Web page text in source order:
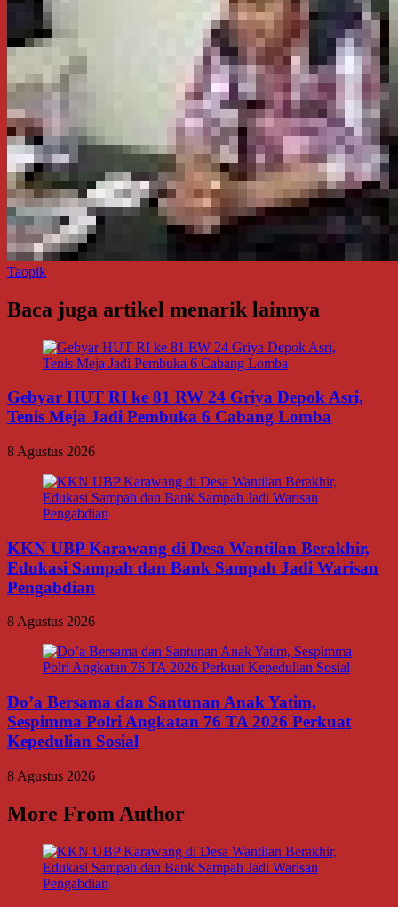
Taopik
Baca juga artikel menarik lainnya
Gebyar HUT RI ke 81 RW 24 Griya Depok Asri,
Tenis Meja Jadi Pembuka 6 Cabang Lomba
8 Agustus 2026
KKN UBP Karawang di Desa Wantilan Berakhir,
Edukasi Sampah dan Bank Sampah Jadi Warisan
Pengabdian
8 Agustus 2026
Do’a Bersama dan Santunan Anak Yatim,
Sespimma Polri Angkatan 76 TA 2026 Perkuat
Kepedulian Sosial
8 Agustus 2026
More From Author